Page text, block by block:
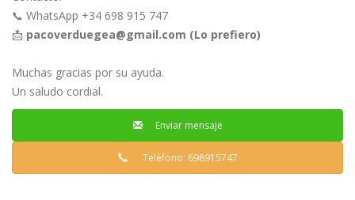
📞 WhatsApp +34 698 915 747
📩 pacoverduegea@gmail.com (Lo prefiero)
Muchas gracias por su ayuda.
Un saludo cordial.
Enviar mensaje
Teléfono: 698915747